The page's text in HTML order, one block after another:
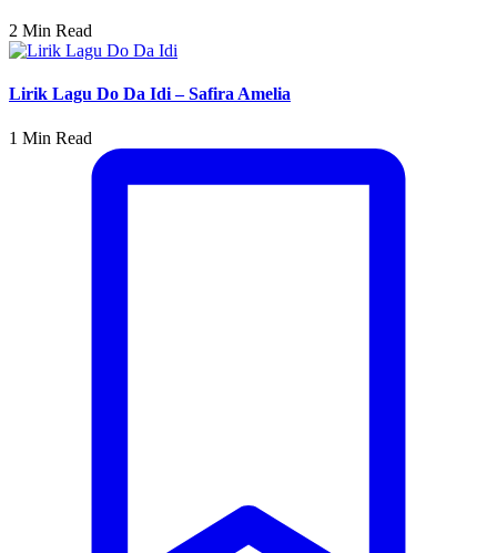
2 Min Read
Lirik Lagu Do Da Idi – Safira Amelia
1 Min Read